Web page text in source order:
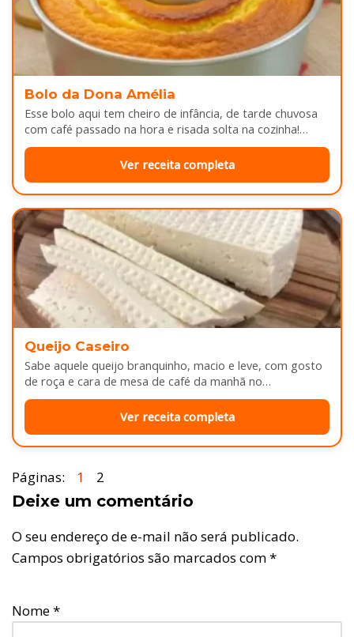
Bolo da Dona Amélia
Esse bolo aqui tem cheiro de infância, de tarde chuvosa
com café passado na hora e risada solta na cozinha!…
Ver receita completa
Queijo Caseiro
Sabe aquele queijo branquinho, macio e leve, com gosto
de roça e cara de mesa de café da manhã no…
Ver receita completa
Páginas: 1 2
Deixe um comentário
O seu endereço de e-mail não será publicado.
Campos obrigatórios são marcados com*
Nome*